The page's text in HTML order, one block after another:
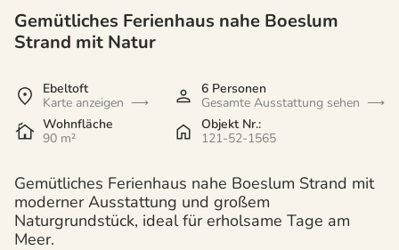
Gemütliches Ferienhaus nahe Boeslum
Strand mit Natur
Ebeltoft
Karte anzeigen
6 Personen
Gesamte Ausstattung sehen
Wohnfläche
90 m²
Objekt Nr.:
121-52-1565
Gemütliches Ferienhaus nahe Boeslum Strand mit
moderner Ausstattung und großem
Naturgrundstück, ideal für erholsame Tage am
Meer.